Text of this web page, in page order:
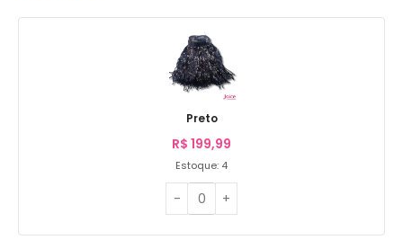
Preto
R$ 199,99
Estoque: 4